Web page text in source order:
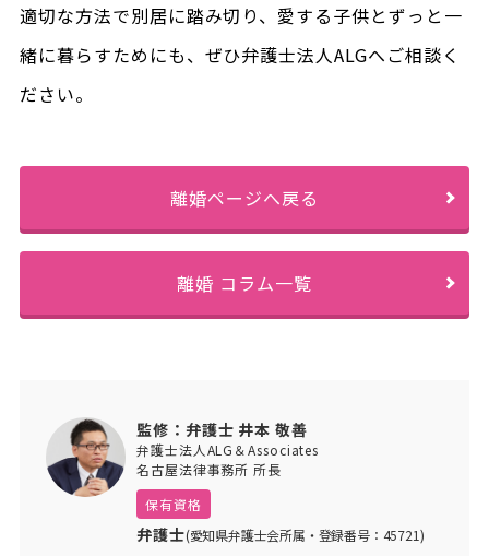
適切な方法で別居に踏み切り、愛する子供とずっと一
緒に暮らすためにも、ぜひ弁護士法人ALGへご相談く
ださい。
離婚ページへ戻る
離婚 コラム一覧
監修：弁護士 井本 敬善
弁護士法人ALG＆Associates
名古屋法律事務所 所長
保有資格
弁護士(愛知県弁護士会所属・登録番号：45721)